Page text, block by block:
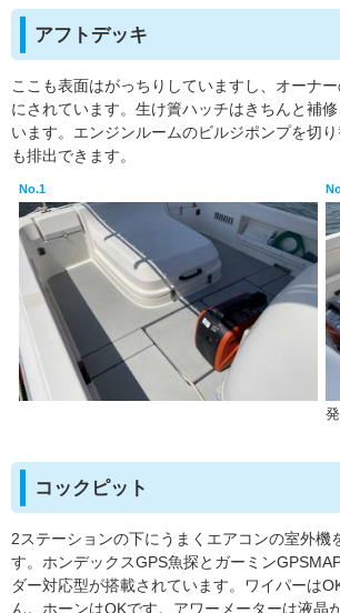
アフトデッキ
ここも表面はがっちりしていますし、オーナ
にされています。生け簀ハッチはきちんと補
います。エンジンルームのビルジポンプを切
も排出できます。
No.1
コックピット
2ステーションの下にうまくエアコンの室外機
す。ホンデックスGPS魚探とガーミン
ダー対応型が搭載されています。ワイパーは
ん。ホーンはOKです。アワーメーターは液晶